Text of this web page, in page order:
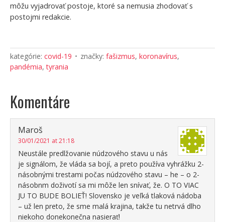
môžu vyjadrovať postoje, ktoré sa nemusia zhodovať s
postojmi redakcie.
kategórie: covid-19 značky: fašizmus, koronavírus,
pandémia,tyrania
Komentáre
Maroš
30/01/2021 at 21:18
Neustále predlžovanie núdzového stavu u nás
je signálom, že vláda sa bojí, a preto používa vyhrážku 2-
násobnými trestami počas núdzového stavu – he – o 2-
násobnm doživotí sa mi môže len snívať, že. O TO VIAC
JU TO BUDE BOLIEŤ! Slovensko je veľká tlaková nádoba
– už len preto, že sme malá krajina, takže tu netrvá dlho
niekoho donekonečna nasierať!